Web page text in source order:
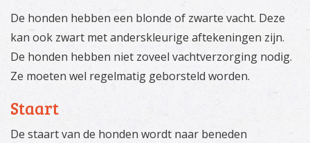
De honden hebben een blonde of zwarte vacht. Deze
kan ook zwart met anderskleurige aftekeningen zijn.
De honden hebben niet zoveel vachtverzorging nodig.
Ze moeten wel regelmatig geborsteld worden.
Staart
De staart van de honden wordt naar beneden